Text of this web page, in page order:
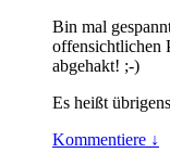
Bin mal
offensichtlichen
abgehakt! ;-)
Es heißt
Kommentiere ↓